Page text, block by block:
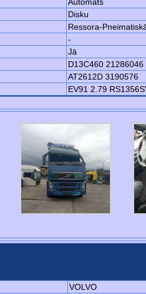
Disku
Ressora-
-
Jā
D13C460 21286046
AT2612D 3190576
EV91 2.79
VOLVO